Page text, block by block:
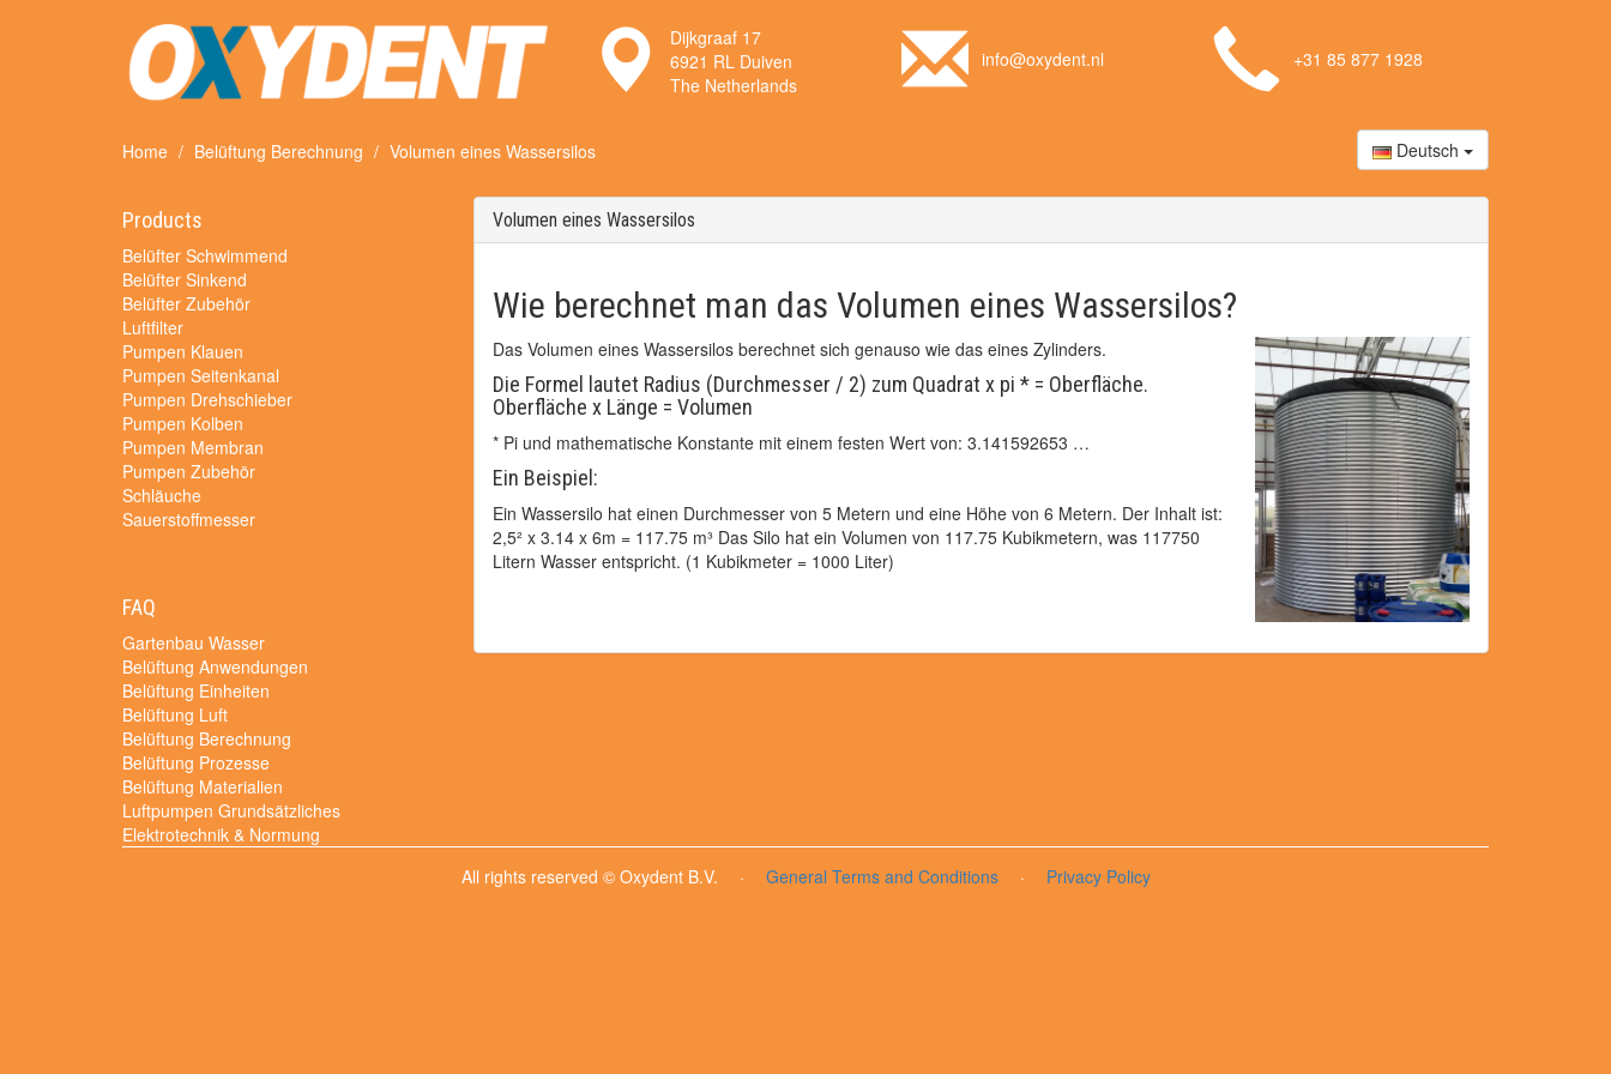
Dijkgraaf 17
6921 RL Duiven
The Netherlands
info@oxydent.nl +31 85 877 1928
Home Belüftung Berechnung Volumen eines Wassersilos Deutsch
Volumen eines Wassersilos
Wie berechnet man das Volumen eines Wassersilos?
Das Volumen eines Wassersilos berechnet sich genauso wie das eines Zylinders.
Die Formel lautet Radius (Durchmesser / 2) zum Quadrat x pi * = Oberfläche.
Oberfläche x Länge = Volumen
* Pi und mathematische Konstante mit einem festen Wert von: 3.141592653 …
Ein Beispiel:
Ein Wassersilo hat einen Durchmesser von 5 Metern und eine Höhe von 6 Metern. Der Inhalt ist:
2,5² x 3.14 x 6m = 117.75 m³ Das Silo hat ein Volumen von 117.75 Kubikmetern, was 117750
Litern Wasser entspricht. (1 Kubikmeter = 1000 Liter)
Products
Belüfter Schwimmend
Belüfter Sinkend
Belüfter Zubehör
Luftfilter
Pumpen Klauen
Pumpen Seitenkanal
Pumpen Drehschieber
Pumpen Kolben
Pumpen Membran
Pumpen Zubehör
Schläuche
Sauerstoffmesser
FAQ
Gartenbau Wasser
Belüftung Anwendungen
Belüftung Einheiten
Belüftung Luft
Belüftung Berechnung
Belüftung Prozesse
Belüftung Materialien
Luftpumpen Grundsätzliches
Elektrotechnik & Normung
All rights reserved © Oxydent B.V.
· General Terms and Conditions · Privacy Policy